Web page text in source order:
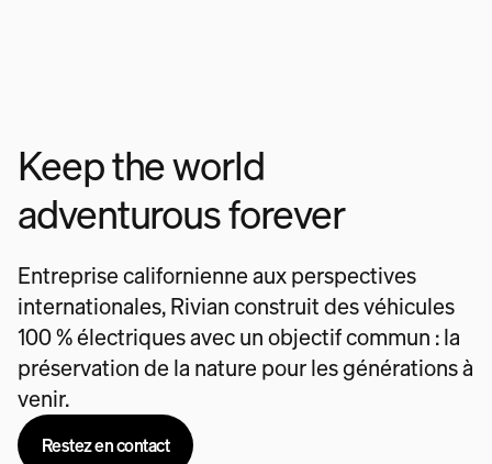
Keep the world
adventurous forever
Entreprise californienne aux perspectives
internationales, Rivian construit des véhicules
100 % électriques avec un objectif commun : la
préservation de la nature pour les générations à
venir.
Restez en contact